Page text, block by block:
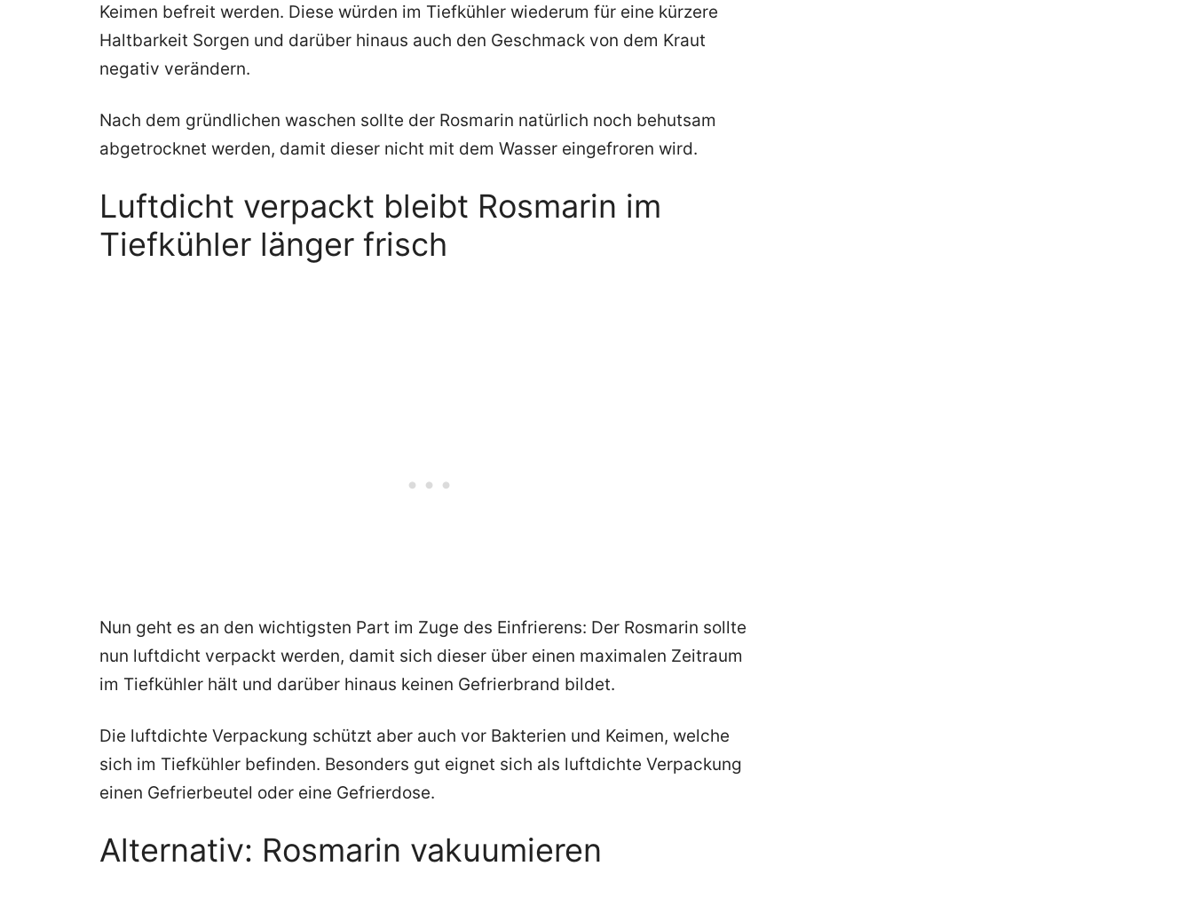
Keimen befreit werden. Diese würden im Tiefkühler wiederum für eine kürzere
Haltbarkeit Sorgen und darüber hinaus auch den Geschmack von dem Kraut
negativ verändern.
Nach dem gründlichen waschen sollte der Rosmarin natürlich noch behutsam
abgetrocknet werden, damit dieser nicht mit dem Wasser eingefroren wird.
Luftdicht verpackt bleibt Rosmarin im
Tiefkühler länger frisch
Nun geht es an den wichtigsten Part im Zuge des Einfrierens: Der Rosmarin sollte
nun luftdicht verpackt werden, damit sich dieser über einen maximalen Zeitraum
im Tiefkühler hält und darüber hinaus keinen Gefrierbrand bildet.
Die luftdichte Verpackung schützt aber auch vor Bakterien und Keimen, welche
sich im Tiefkühler befinden. Besonders gut eignet sich als luftdichte Verpackung
einen Gefrierbeutel oder eine Gefrierdose.
Alternativ: Rosmarin vakuumieren